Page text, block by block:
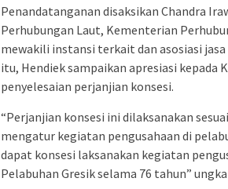
Penandatanganan disaksikan Chandra
Perhubungan Laut, Kementerian
mewakili instansi terkait dan asosiasi jasa
itu, Hendiek sampaikan apresiasi kepada
penyelesaian perjanjian konsesi.
“Perjanjian konsesi ini dilaksanakan
mengatur kegiatan pengusahaan di
dapat konsesi laksanakan kegiatan
Pelabuhan Gresik selama 76 tahun”